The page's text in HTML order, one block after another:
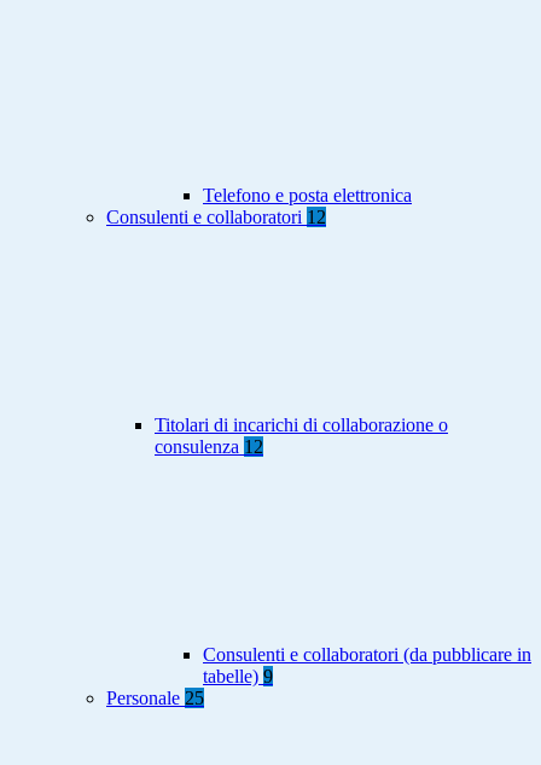
Telefono e posta elettronica
Consulenti e collaboratori 12
Titolari di incarichi di collaborazione o
consulenza 12
Consulenti e collaboratori (da pubblicare in
tabelle) 9
Personale 25